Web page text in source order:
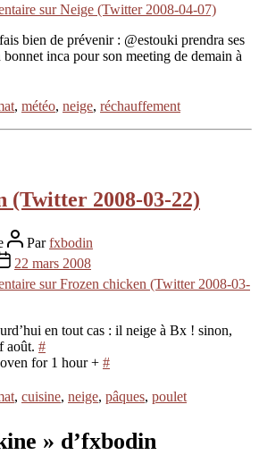
sur Neige (Twitter 2008-04-07)
bien de prévenir : @estouki prendra ses
inca pour son meeting de demain à
, météo, neige, réchauffement
(Twitter 2008-03-22)
Parfxbodin
22 mars 2008
sur Frozen chicken (Twitter 2008-03-
en tout cas : il neige à Bx ! sinon,
août. #
for 1 hour + #
, cuisine, neige, pâques, poulet
» d’fxbodin